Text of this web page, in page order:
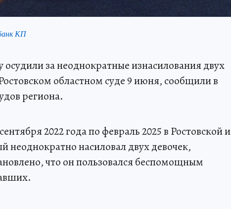
КП
за неоднократные изнасилования двух
областном суде 9 июня, сообщили в
региона.
2022 года по февраль 2025 в Ростовской и
неоднократно насиловал двух девочек,
что он пользовался беспомощным